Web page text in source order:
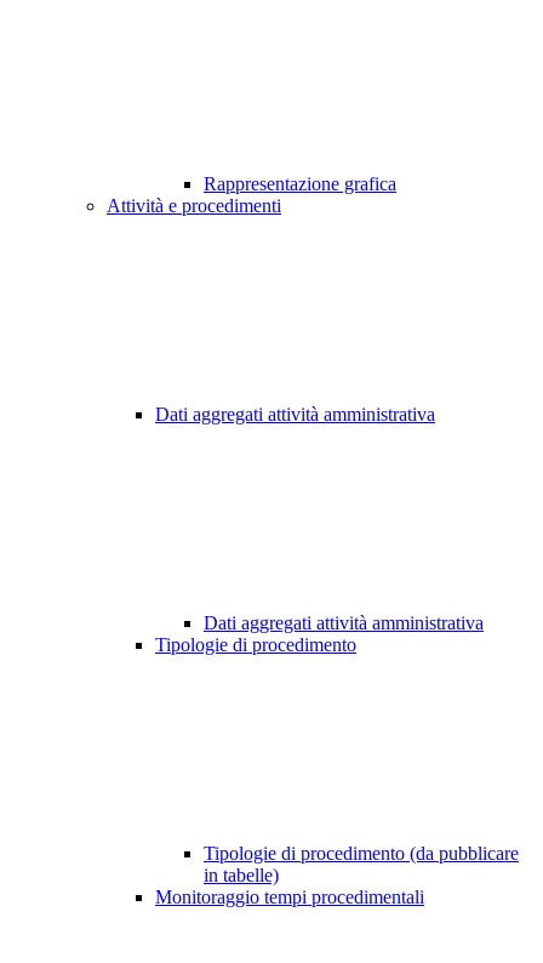
Rappresentazione grafica
Attività e procedimenti
Dati aggregati attività amministrativa
Dati aggregati attività amministrativa
Tipologie di procedimento
Tipologie di procedimento (da pubblicare
in tabelle)
Monitoraggio tempi procedimentali